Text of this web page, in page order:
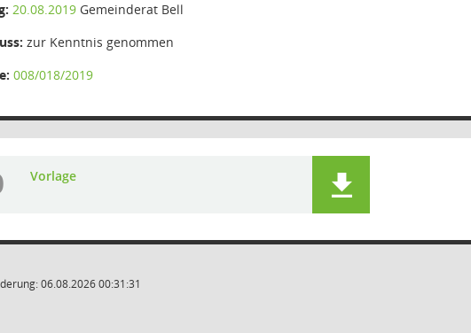
20.08.2019 Gemeinderat Bell
zur Kenntnis genommen
008/018/2019
Vorlage
06.08.2026 00:31:31